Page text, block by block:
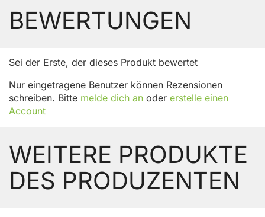
BEWERTUNGEN
Sei der Erste, der dieses Produkt bewertet
Nur eingetragene Benutzer können Rezensionen
schreiben. Bitte melde dich an oder erstelle einen
Account
WEITERE PRODUKTE
DES PRODUZENTEN